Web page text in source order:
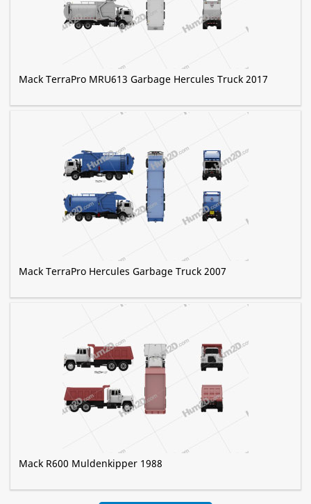
Mack TerraPro MRU613 Garbage Hercules Truck 2017
Mack TerraPro Hercules Garbage Truck 2007
Mack R600 Muldenkipper 1988